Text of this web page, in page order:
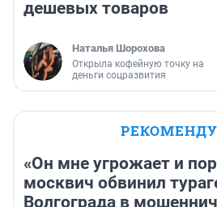
дешевых товаров
Наталья Шорохова
Открыла кофейную точку на
деньги соцразвития
«Он мне угрожает и
москвич обвинил
Волгограда в